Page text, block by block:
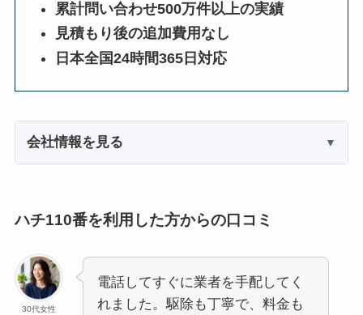
累計問い合わせ500万件以上の実績
見積もり後の追加費用なし
日本全国24時間365日対応
会社情報を見る
ハチ110番を利用した方からの口コミ
30代女性
電話してすぐに業者を手配してく
れました。駆除も丁寧で、料金も